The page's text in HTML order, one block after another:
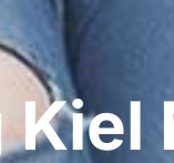
Kiel​